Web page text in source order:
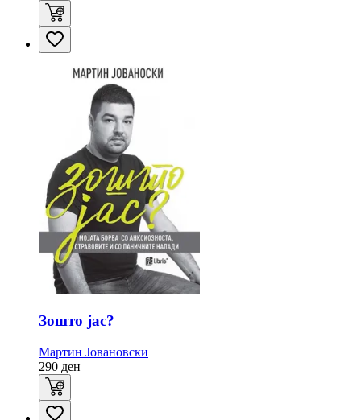
Зошто јас?
Мартин Јовановски
290 ден